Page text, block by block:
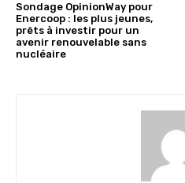
Sondage OpinionWay pour
Enercoop : les plus jeunes,
prêts à investir pour un
avenir renouvelable sans
nucléaire